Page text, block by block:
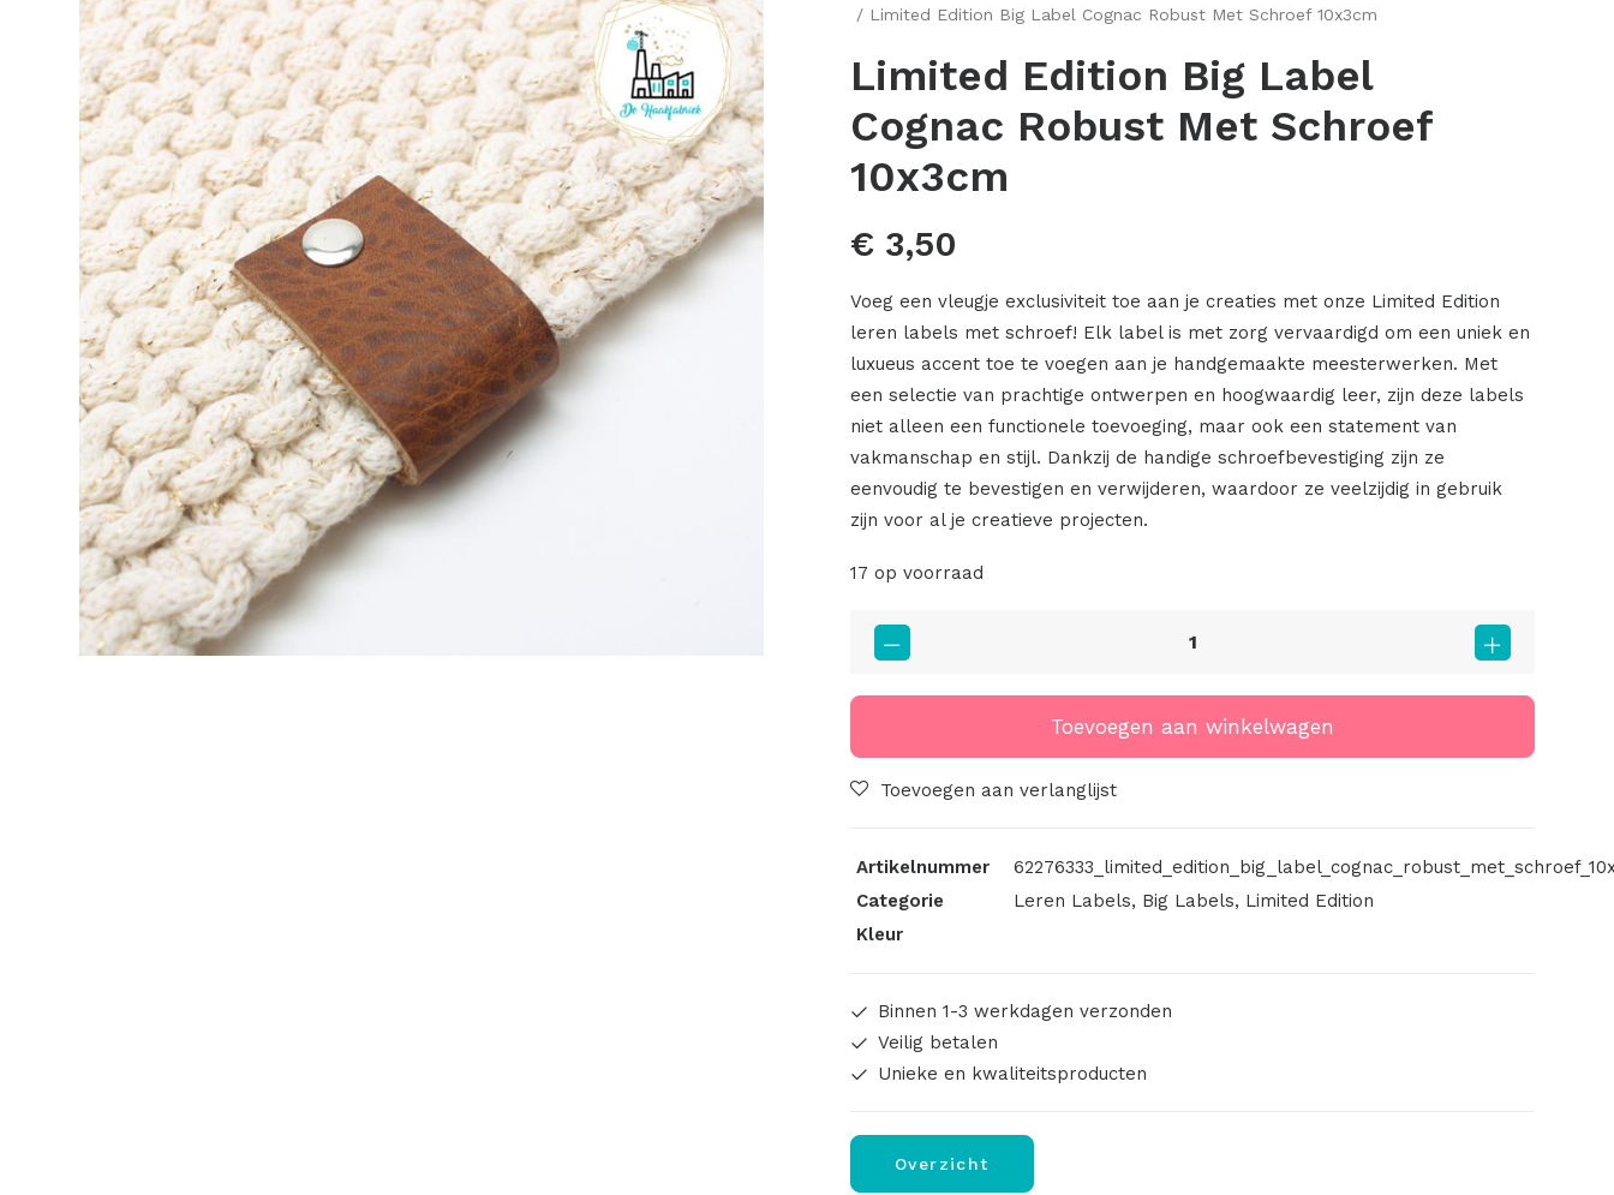
Limited Edition Big Label Cognac Robust Met Schroef 10x3cm
Limited Edition Big Label
Cognac Robust Met Schroef
10x3cm
€ 3,50
Voeg een vleugje exclusiviteit toe aan je creaties met onze Limited Edition
leren labels met schroef! Elk label is met zorg vervaardigd om een uniek en
luxueus accent toe te voegen aan je handgemaakte meesterwerken. Met
een selectie van prachtige ontwerpen en hoogwaardig leer, zijn deze labels
niet alleen een functionele toevoeging, maar ook een statement van
vakmanschap en stijl. Dankzij de handige schroefbevestiging zijn ze
eenvoudig te bevestigen en verwijderen, waardoor ze veelzijdig in gebruik
zijn voor al je creatieve projecten.
17 op voorraad
Limited
Edition
Cognac
Robust
10x3cm
aantal
Toevoegen aan winkelwagen
Toevoegen aan verlanglijst
Artikelnummer
Categorie
Leren Labels, Big Labels, Limited Edition
Kleur
Binnen 1-3 werkdagen verzonden
Veilig betalen
Unieke en kwaliteitsproducten
Overzicht